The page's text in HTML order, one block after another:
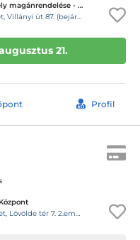
Dr. Nagy Tamás Gergely magánrendelése - XI. kerület Villányi út
(bejárat az Alsóhegy utca felől)
21.
Profil
7. 2.emelet 7. ajtó (29-es csengő)